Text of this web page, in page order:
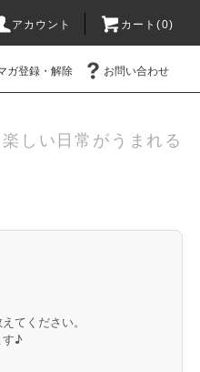
アカウント カート(0)
ガ登録・解除 お問い合わせ
しい日常がうまれる
てください。
す♪